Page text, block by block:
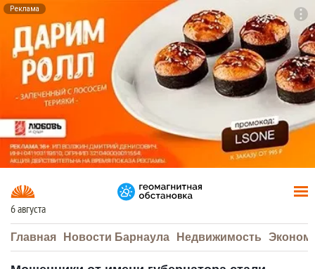
Реклама
6 августа
Главная Новости Барнаула Недвижимость